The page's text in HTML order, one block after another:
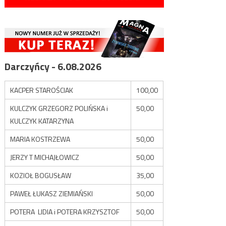
Darczyńcy - 6.08.2026
KACPER STAROŚCIAK
100,00
KULCZYK GRZEGORZ POLIŃSKA i
KULCZYK KATARZYNA
50,00
MARIA KOSTRZEWA
50,00
JERZY T MICHAJŁOWICZ
50,00
KOZIOŁ BOGUSŁAW
35,00
PAWEŁ ŁUKASZ ZIEMIAŃSKI
50,00
POTERA LIDIA i POTERA KRZYSZTOF
50,00